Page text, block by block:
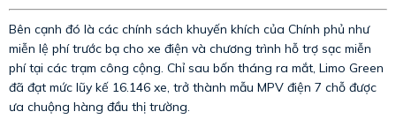
Bên cạnh đó là các chính sách khuyến khích của Chính phủ như
miễn lệ phí trước bạ cho xe điện và chương trình hỗ trợ sạc miễn
phí tại các trạm công cộng. Chỉ sau bốn tháng ra mắt, Limo Green
đã đạt mức lũy kế 16.146 xe, trở thành mẫu MPV điện 7 chỗ được
ưa chuộng hàng đầu thị trường.